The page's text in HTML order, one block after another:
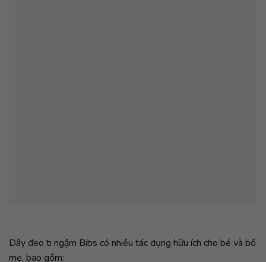
Dây đeo ti ngậm Bibs có nhiều tác dụng hữu ích cho bé và bố
mẹ, bao gồm: